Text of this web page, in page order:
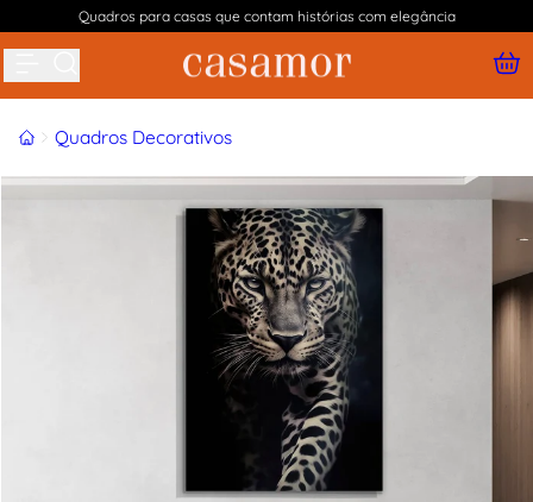
Quadros para casas que contam histórias com elegância
InícioQuadros Decorativos